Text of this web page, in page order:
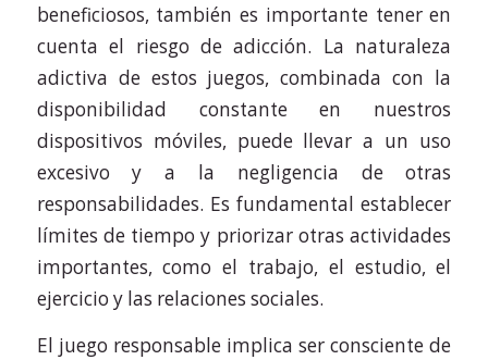
beneficiosos, también es importante tener en
cuenta el riesgo de adicción. La naturaleza
adictiva de estos juegos, combinada con la
disponibilidad constante en nuestros
dispositivos móviles, puede llevar a un uso
excesivo y a la negligencia de otras
responsabilidades. Es fundamental establecer
límites de tiempo y priorizar otras actividades
importantes, como el trabajo, el estudio, el
ejercicio y las relaciones sociales.
El juego responsable implica ser consciente de